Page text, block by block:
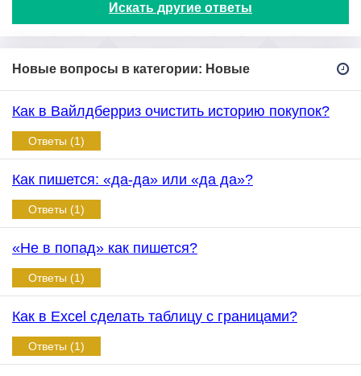
Искать другие ответы
Новые вопросы в категории: Новые
Как в Вайлдберриз очистить историю покупок?
Ответы (1)
Как пишется: «да-да» или «да да»?
Ответы (1)
«Не в попад» как пишется?
Ответы (1)
Как в Excel сделать таблицу с границами?
Ответы (1)